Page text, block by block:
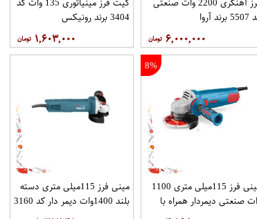
آروا
۶,۰۰۰,۰۰۰
3404 برند رونیکس
۱,۶۰۳,۰۰۰
8%
مینی فرز 115میلی متری 1100
صنعتی دیمردار همراه با
مینی فرز 115میلی متری دسته
بلند 1400وات دیمر دار کد 3160